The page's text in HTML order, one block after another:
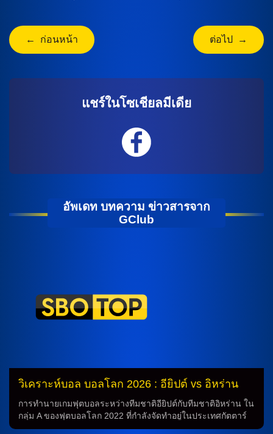
← ก่อนหน้า ต่อไป →
แชร์ในโซเชียลมีเดีย
อัพเดท บทความ ข่าวสารจาก
GClub
วิเคราะห์บอล บอลโลก 2026 : อียิปต์ vs อิหร่าน
การทำนายเกมฟุตบอลระหว่างทีมชาติอียิปต์กับทีมชาติอิหร่าน ใน
กลุ่ม A ของฟุตบอลโลก 2022 ที่กำลังจัดทำอยู่ในประเทศกัตตาร์
ทีมชาติอียิปต์กับทีมชาติอิหร่านจะเผชิญหน้ากันในเกมเปิดบังคับ